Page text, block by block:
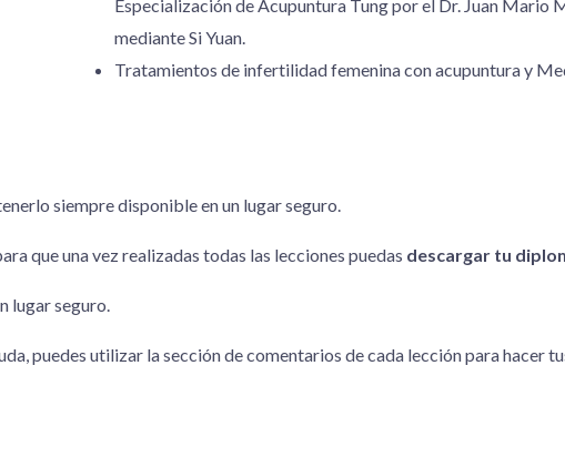
Especialización de Acupuntura Tung por el Dr. Juan Mario
mediante Si Yuan.
Tratamientos de infertilidad femenina con acupuntura y
siempre disponible en un lugar seguro.
que una vez realizadas todas las lecciones puedas descargar tu
lugar seguro.
puedes utilizar la sección de comentarios de cada lección para hacer